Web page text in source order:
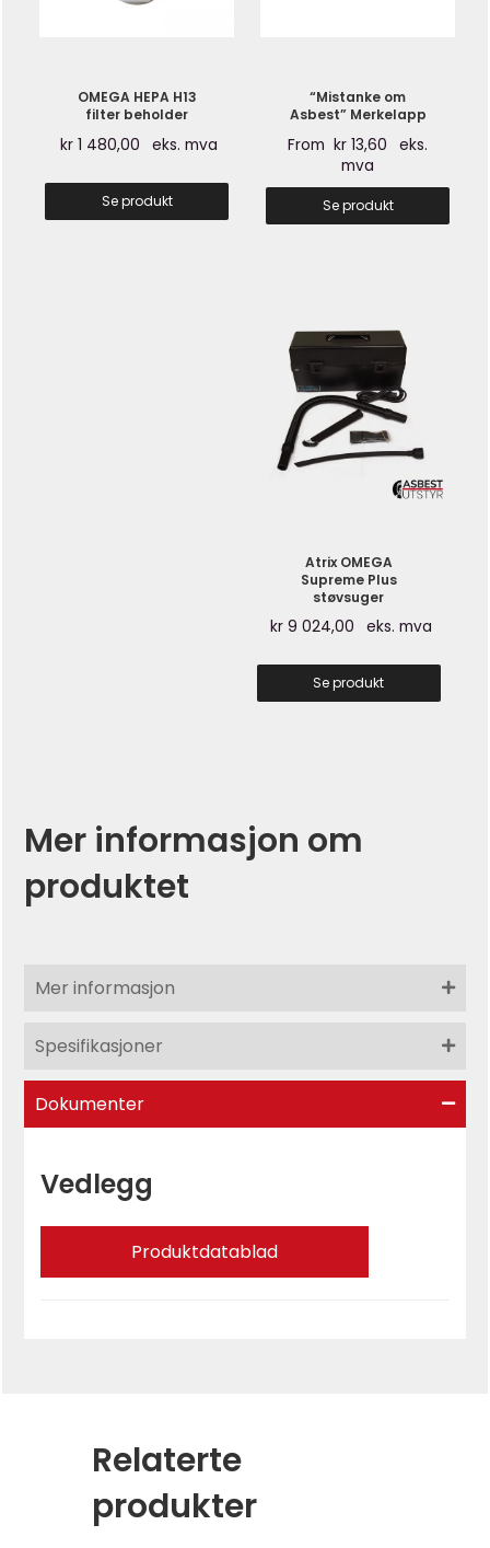
OMEGA HEPA H13
filter beholder
kr 1 480,00 eks. mva
Se produkt
“Mistanke om
Asbest” Merkelapp
Fromkr 13,60
eks.
mva
Se produkt
Atrix OMEGA
Supreme Plus
støvsuger
kr9 024,00 eks. mva
Se produkt
Mer informasjon om
produktet
Mer informasjon
Spesifikasjoner
Dokumenter
Vedlegg
Produktdatablad
Relaterte
produkter